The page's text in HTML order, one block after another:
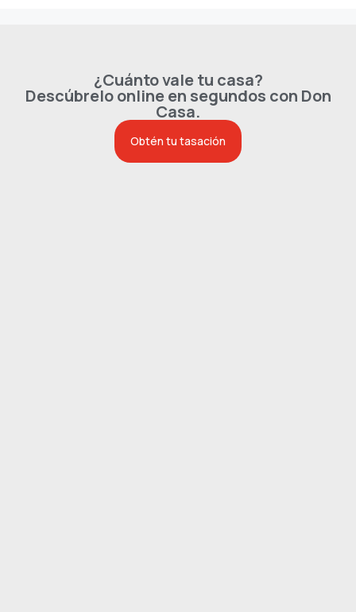
¿Cuánto vale tu casa?
Descúbrelo online en segundos con Don
Casa.
Obtén tu tasación